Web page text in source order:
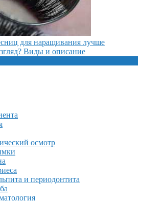
для наращивания лучше
Виды и описание
осмотр
и периодонтита